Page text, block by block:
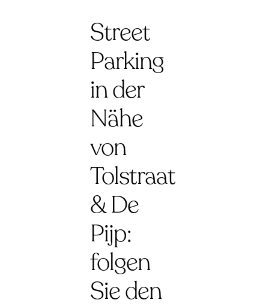
Street
Parking
in der
Nähe
von
Tolstraat
& De
Pijp:
folgen
Sie den